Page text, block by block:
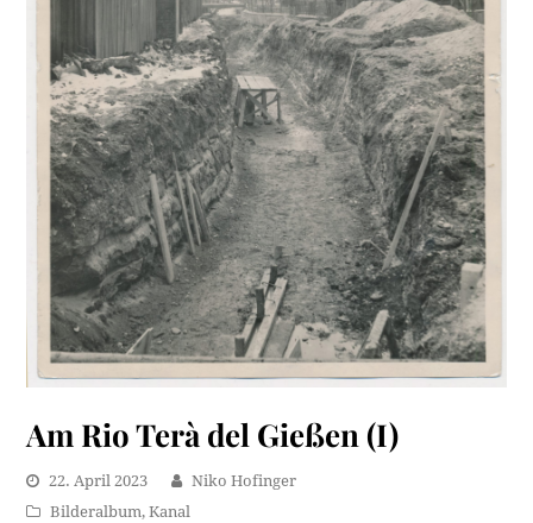
Am Rio Terà del Gießen (I)
22. April 2023
Niko Hofinger
Bilderalbum,Kanal